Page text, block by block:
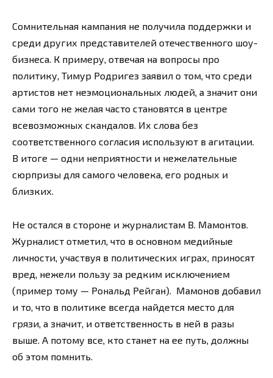
Сомнительная кампания не получила поддержки и
среди других представителей отечественного шоу-
бизнеса. К примеру, отвечая на вопросы про
политику, Тимур Родригез заявил о том, что среди
артистов нет неэмоциональных людей, а значит они
сами того не желая часто становятся в центре
всевозможных скандалов. Их слова без
соответственного согласия используют в агитации.
В итоге — одни неприятности и нежелательные
сюрпризы для самого человека, его родных и
близких.
Не остался в стороне и журналистам В. Мамонтов.
Журналист отметил, что в основном медийные
личности, участвуя в политических играх, приносят
вред, нежели пользу за редким исключением
(пример тому — Рональд Рейган). Мамонов добавил
и то, что в политике всегда найдется место для
грязи, а значит, и ответственность в ней в разы
выше. А потому все, кто станет на ее путь, должны
об этом помнить.